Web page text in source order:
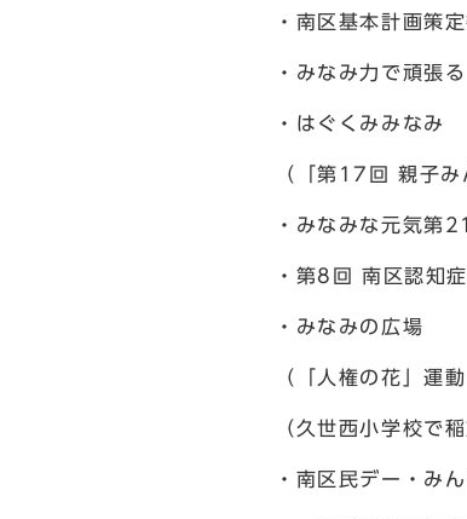
・南区基本計画策
・みなみ力で頑張
・はぐくみみなみ
（「第17回 親子み
・みなみな元気第
・第8回 南区認知
・みなみの広場
（「人権の花」運
（久世西小学校で
・南区民デー・み